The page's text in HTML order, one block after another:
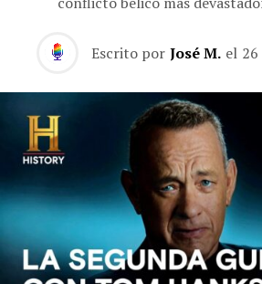
Escrito por José M. el